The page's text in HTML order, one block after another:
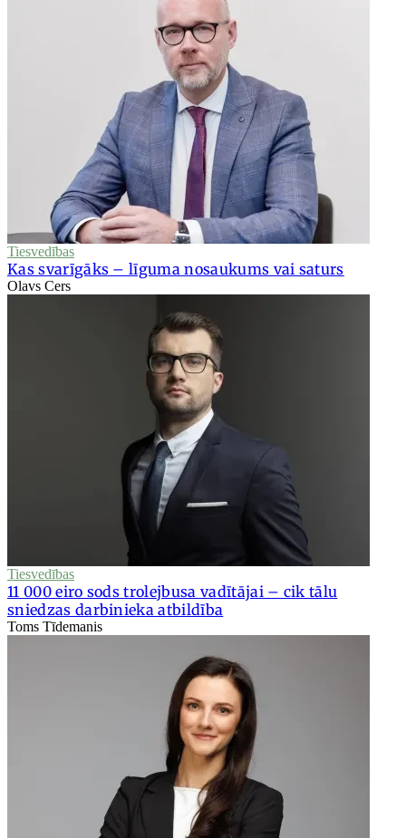
Tiesvedības
Kas svarīgāks – līguma nosaukums vai saturs
Olavs Cers
Tiesvedības
11 000 eiro sods trolejbusa vadītājai – cik tālu
sniedzas darbinieka atbildība
Toms Tīdemanis